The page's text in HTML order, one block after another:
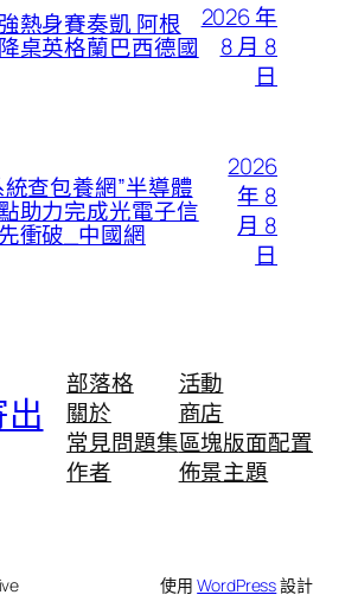
熱身賽奏凱 阿根
桌英格蘭巴西德國
2026 年
8 月 8
日
查包養網”半導體
助力完成光電子信
衝破_中國網
2026
年 8
月 8
日
部落格
關於
常見問題集
作者
活動
商店
區塊版面配置
佈景主題
使用WordPress設計